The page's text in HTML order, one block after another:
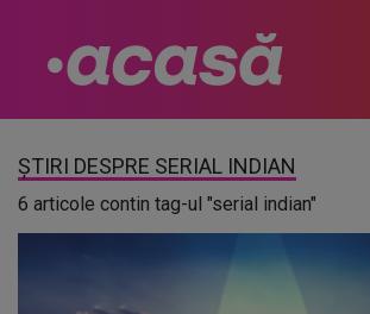
ȘTIRI DESPRE SERIAL INDIAN
6 articole contin tag-ul "serial indian"